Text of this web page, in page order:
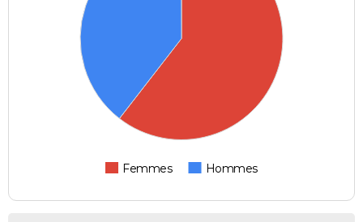
Femmes Hommes